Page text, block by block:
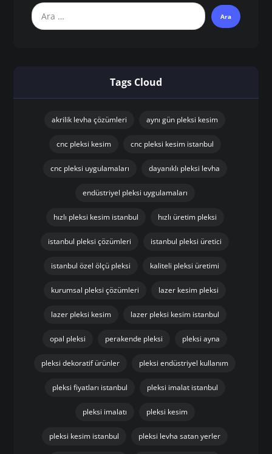
Tags Cloud
akrilik levha çözümleri aynı gün pleksi kesim
cnc pleksi kesim cnc pleksi kesim istanbul
cnc pleksi uygulamaları dayanıklı pleksi levha
endüstriyel pleksi uygulamaları
hızlı pleksi kesim istanbul hızlı üretim pleksi
istanbul pleksi çözümleri istanbul pleksi üretici
istanbul özel ölçü pleksi kaliteli pleksi üretimi
kurumsal pleksi çözümleri lazer kesim pleksi
lazer pleksi kesim lazer pleksi kesim istanbul
opal pleksi perakende pleksi pleksi ayna
pleksi dekoratif ürünler pleksi endüstriyel kullanım
pleksi fiyatları istanbul pleksi imalat istanbul
pleksi imalatı pleksi kesim
pleksi kesim istanbul pleksi levha satan yerler